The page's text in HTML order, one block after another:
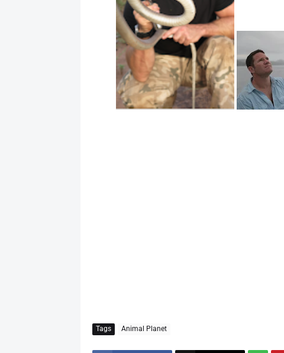
Tags Animal Planet